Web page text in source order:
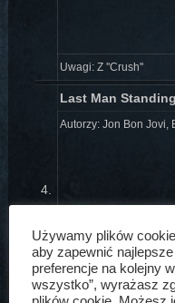
Uwagi: Z ''Crush''
4.
Last Man Standing
Autorzy: Jon Bon Jovi,
Uwagi: Z ''Have A Nice
Używamy plików
aby zapewnić
preferencje na kolejny
wszystko”, wyrażasz